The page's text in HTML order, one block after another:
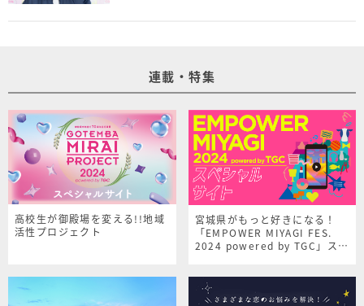
連載・特集
高校生が御殿場を変える!!地域
活性プロジェクト
宮城県がもっと好きになる！
「EMPOWER MIYAGI FES.
2024 powered by TGC」スペ